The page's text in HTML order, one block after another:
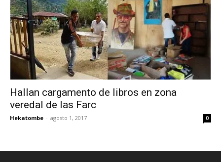
Hallan cargamento de libros en zona
veredal de las Farc
Hekatombe - agosto 1, 2017 0